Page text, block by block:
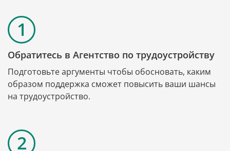
Обратитесь в Агентство по трудоустройству
Подготовьте аргументы чтобы обосновать, каким
образом поддержка сможет повысить ваши шансы
на трудоустройство.